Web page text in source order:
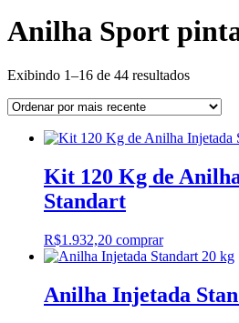
Anilha Sport
Exibindo 1–16 de 44 resultados
mais
Kit 120 Kg de
Standart
R$1.932,20 comprar
Anilha Injetada